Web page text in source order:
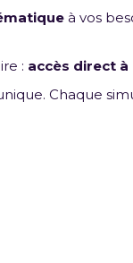
à vos
: accès direct à
Chaque